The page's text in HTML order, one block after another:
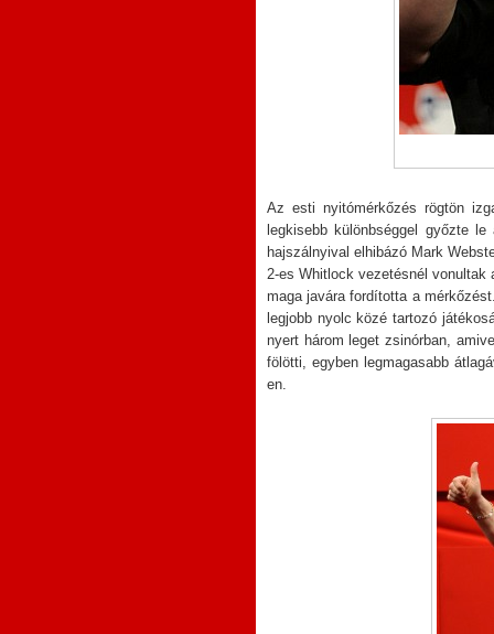
Az esti nyitómérkőzés rögtön
legkisebb különbséggel győzte
hajszálnyival elhibázó Mark
2-es Whitlock vezetésnél vonultak
maga javára fordította a
legjobb nyolc közé tartozó
nyert három leget zsinórban,
fölötti, egyben legmagasabb
en.